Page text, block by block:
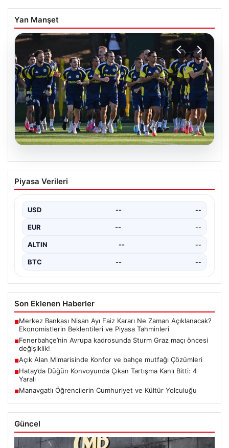
Yan Manşet
05.08.2026
Fenerbahçe’nin Avrupa kadrosunda
Sturm Graz maçı öncesi değişiklik!
Piyasa Verileri
USD -- --
EUR -- --
ALTIN -- --
BTC -- --
Son Eklenen Haberler
■Merkez Bankası Nisan Ayı Faiz Kararı Ne Zaman Açıklanacak?
Ekonomistlerin Beklentileri ve Piyasa Tahminleri
■Fenerbahçe’nin Avrupa kadrosunda Sturm Graz maçı öncesi
değişiklik!
■Açık Alan Mimarisinde Konfor ve bahçe mutfağı Çözümleri
■Hatay’da Düğün Konvoyunda Çıkan Tartışma Kanlı Bitti: 4
Yaralı
■Manavgatlı Öğrencilerin Cumhuriyet ve Kültür Yolculuğu
Güncel